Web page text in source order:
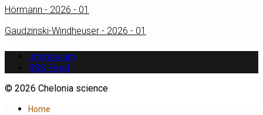
Hörmann - 2026 - 01
Gaudzinski-Windheuser - 2026 - 01
Impressum
RSS Feed
© 2026 Chelonia science
Home